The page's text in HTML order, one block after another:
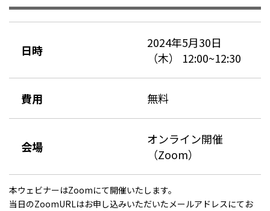
日時
2024年5月30日
（木） 12:00~12:30
費用 無料
会場
オンライン開催
（Zoom）
本ウェビナーはZoomにて開催いたします。
当日のZoomURLはお申し込みいただいたメールアドレスにてお